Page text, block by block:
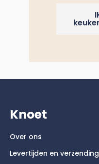
Knoet
Over ons
Levertijden en verzending